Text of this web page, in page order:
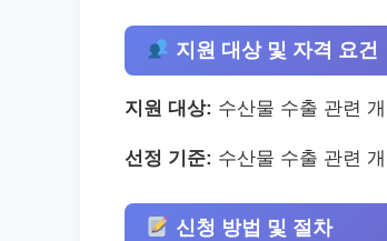
지원 대상 및 자격 요건
지원 대상: 수산물 수출 관련
선정 기준: 수산물 수출 관련
신청 방법 및 절차